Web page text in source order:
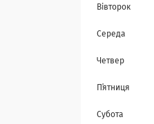
Вівторок
Середа
Четвер
Пʼятниця
Субота